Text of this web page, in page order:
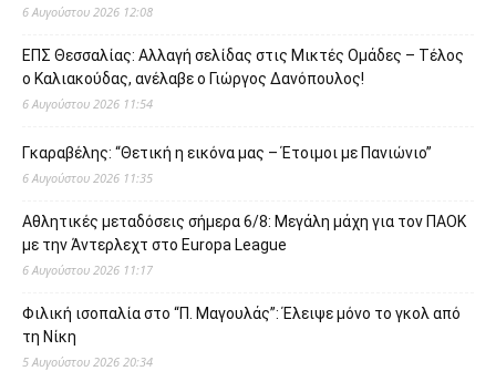
6 Αυγούστου 2026 12:08
ΕΠΣ Θεσσαλίας: Αλλαγή σελίδας στις Μικτές Ομάδες – Τέλος
ο Καλιακούδας, ανέλαβε ο Γιώργος Δανόπουλος!
6 Αυγούστου 2026 11:54
Γκαραβέλης: “Θετική η εικόνα μας – Έτοιμοι με Πανιώνιο”
6 Αυγούστου 2026 11:35
Αθλητικές μεταδόσεις σήμερα 6/8: Μεγάλη μάχη για τον ΠΑΟΚ
με την Άντερλεχτ στο Europa League
6 Αυγούστου 2026 11:17
Φιλική ισοπαλία στο “Π. Μαγουλάς”: Έλειψε μόνο το γκολ από
τη Νίκη
5 Αυγούστου 2026 20:34